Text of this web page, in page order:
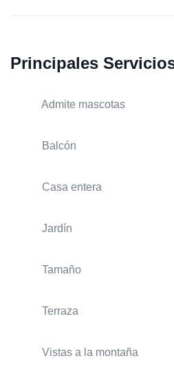
Principales
Admite mascotas
Balcón
Casa entera
Jardín
Tamaño
Terraza
Vistas a la montaña